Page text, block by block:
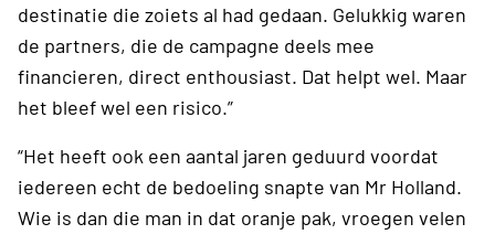
destinatie die zoiets al had gedaan. Gelukkig waren
de partners, die de campagne deels mee
financieren, direct enthousiast. Dat helpt wel. Maar
het bleef wel een risico.”
“Het heeft ook een aantal jaren geduurd voordat
iedereen echt de bedoeling snapte van Mr Holland.
Wie is dan die man in dat oranje pak, vroegen velen